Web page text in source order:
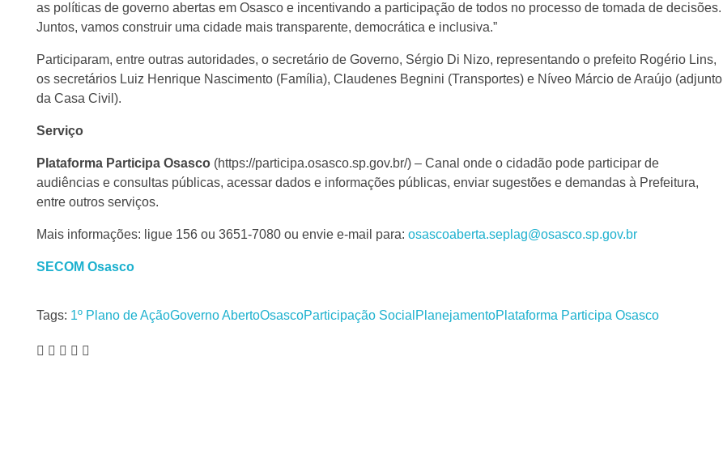
as políticas de governo abertas em Osasco e incentivando a participação de todos no processo de tomada de decisões.
Juntos, vamos construir uma cidade mais transparente, democrática e inclusiva.”
Participaram, entre outras autoridades, o secretário de Governo, Sérgio Di Nizo, representando o prefeito Rogério Lins,
os secretários Luiz Henrique Nascimento (Família), Claudenes Begnini (Transportes) e Níveo Márcio de Araújo (adjunto
da Casa Civil).
Serviço
Plataforma Participa Osasco (https://participa.osasco.sp.gov.br/) – Canal onde o cidadão pode participar de
audiências e consultas públicas, acessar dados e informações públicas, enviar sugestões e demandas à Prefeitura,
entre outros serviços.
Mais informações: ligue 156 ou 3651-7080 ou envie e-mail para: osascoaberta.seplag@osasco.sp.gov.br
SECOM Osasco
Tags: 1º Plano de AçãoGoverno AbertoOsascoParticipação Social PlanejamentoPlataforma Participa Osasco